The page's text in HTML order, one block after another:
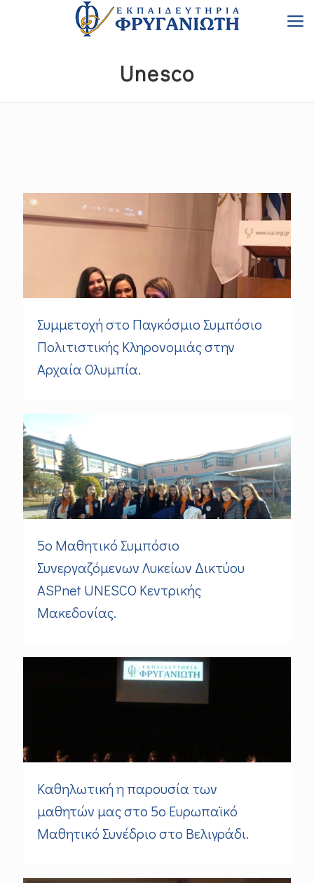
Unesco
Συμμετοχή στο Παγκόσμιο Συμπόσιο
Πολιτιστικής Κληρονομιάς στην
Αρχαία Ολυμπία.
5ο Μαθητικό Συμπόσιο
Συνεργαζόμενων Λυκείων Δικτύου
ASPnet UNESCO Κεντρικής
Μακεδονίας.
Καθηλωτική η παρουσία των
μαθητών μας στο 5ο Ευρωπαϊκό
Μαθητικό Συνέδριο στο Βελιγράδι.